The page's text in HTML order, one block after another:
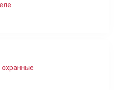
охранные